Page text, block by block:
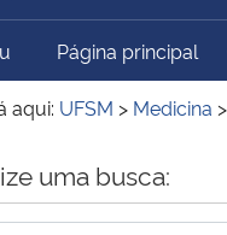
do Meio Ambiente
Menu Principal do Sítio
Página principal
aqui: UFSM > Medicina >
conteúdo
uma busca: